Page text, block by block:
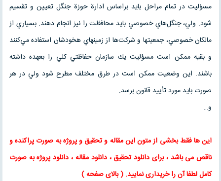
مسؤليت در تمام مراحل بايد براساس ادارة حوزة جنگل تعيين و تقسيم
شود. ولي، جنگل‌هاي خصوصي بايد محافظت را نيز انجام دهند. بسياري از
مالكان خصوصي، جمعيتها و شركت‌ها از زمينهاي هخودشان استفاده مي‌كنند
و بقيه ممكن است مسؤليت يك سازمان حفاظتي كلي را بعهده داشته
باشند. اين وضعيت ممكن است در طرق مختلف مطرح شود ولي در هر
صورت بايد مورد تأييد قانون برسد.
و…
این ها فقط بخشی از متون اینمقاله وتحقیق و پروژه به صورت پراکنده و
ناقص می باشد ، برای دانلود تحقیق ،دانلود مقاله ، دانلود پروژه به صورت
کامل لطفا آن را خریداری نمایید. (بالای صفحه)